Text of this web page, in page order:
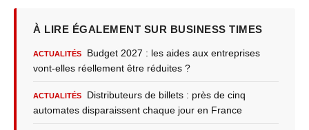
À LIRE ÉGALEMENT SUR BUSINESS TIMES
ACTUALITÉS
Budget 2027 : les aides aux entreprises
vont-elles réellement être réduites ?
ACTUALITÉS
Distributeurs de billets : près de cinq
automates disparaissent chaque jour en France